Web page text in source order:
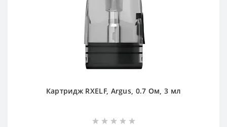
Картридж RXELF, Argus, 0.7 Ом, 3 мл